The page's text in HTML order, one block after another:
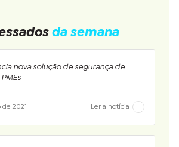
da semana
nova solução de segurança de
2021 Ler a notícia